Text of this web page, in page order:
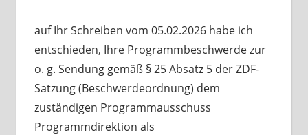
auf Ihr Schreiben vom 05.02.2026 habe ich
entschieden, Ihre Programmbeschwerde zur
o. g. Sendung gemäß § 25 Absatz 5 der ZDF-
Satzung (Beschwerdeordnung) dem
zuständigen Programmausschuss
Programmdirektion als